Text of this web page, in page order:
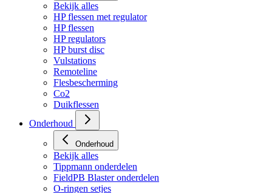
Bekijk alles
HP flessen met regulator
HP flessen
HP regulators
HP burst disc
Vulstations
Remoteline
Flesbescherming
Co2
Duikflessen
Onderhoud
Onderhoud
Bekijk alles
Tippmann onderdelen
FieldPB Blaster onderdelen
O-ringen setjes